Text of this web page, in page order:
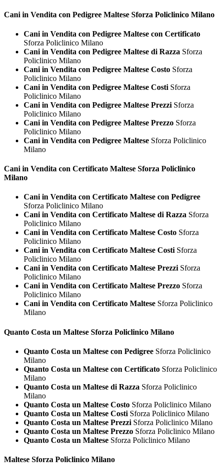
Cani in Vendita con Pedigree Maltese Sforza Policlinico Milano
Cani in Vendita con Pedigree Maltese con Certificato
Sforza Policlinico Milano
Cani in Vendita con Pedigree Maltese di Razza Sforza
Policlinico Milano
Cani in Vendita con Pedigree Maltese Costo Sforza
Policlinico Milano
Cani in Vendita con Pedigree Maltese Costi Sforza
Policlinico Milano
Cani in Vendita con Pedigree Maltese Prezzi Sforza
Policlinico Milano
Cani in Vendita con Pedigree Maltese Prezzo Sforza
Policlinico Milano
Cani in Vendita con Pedigree Maltese Sforza Policlinico
Milano
Cani in Vendita con Certificato Maltese Sforza Policlinico
Milano
Cani in Vendita con Certificato Maltese con Pedigree
Sforza Policlinico Milano
Cani in Vendita con Certificato Maltese di Razza Sforza
Policlinico Milano
Cani in Vendita con Certificato Maltese Costo Sforza
Policlinico Milano
Cani in Vendita con Certificato Maltese CostiSforza
Policlinico Milano
Cani in Vendita con Certificato Maltese PrezziSforza
Policlinico Milano
Cani in Vendita con Certificato Maltese Prezzo Sforza
Policlinico Milano
Cani in Vendita con Certificato Maltese Sforza Policlinico
Milano
Quanto Costa un Maltese Sforza Policlinico Milano
Quanto Costa un Maltese con Pedigree Sforza Policlinico
Milano
Quanto Costa un Maltese con Certificato Sforza Policlinico
Milano
Quanto Costa un Maltese di Razza Sforza Policlinico
Milano
Quanto Costa un Maltese Costo Sforza Policlinico Milano
Quanto Costa un Maltese Costi Sforza Policlinico Milano
Quanto Costa un Maltese Prezzi Sforza Policlinico Milano
Quanto Costa un Maltese Prezzo Sforza Policlinico Milano
Quanto Costa un Maltese Sforza Policlinico Milano
Maltese Sforza Policlinico Milano